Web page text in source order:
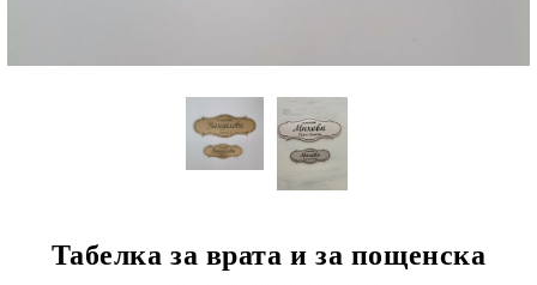
Табелка за врата и за пощенска